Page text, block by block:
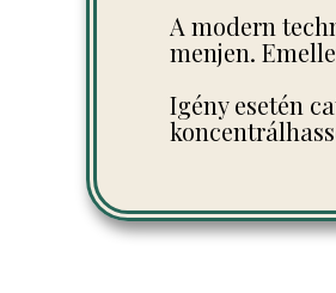
A modern
menjen.
Igény esetén